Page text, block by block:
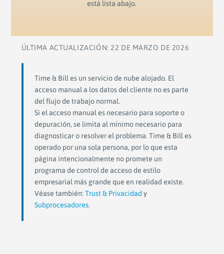
está lista abajo.
ÚLTIMA ACTUALIZACIÓN: 22 DE MARZO DE 2026
Time & Bill es un servicio de nube alojado. El
acceso manual a los datos del cliente no es parte
del flujo de trabajo normal.
Si el acceso manual es necesario para soporte o
depuración, se limita al mínimo necesario para
diagnosticar o resolver el problema. Time & Bill es
operado por una sola persona, por lo que esta
página intencionalmente no promete un
programa de control de acceso de estilo
empresarial más grande que en realidad existe.
Véase también: Trust & Privacidad y
Subprocesadores.